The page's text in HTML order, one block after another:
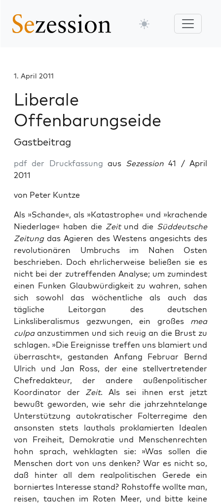
1. April 2011
Liberale
Offenbarungseide
Gastbeitrag
pdf der Druckfassung aus Sezession41 / April
2011
von Peter Kuntze
Als »Schande«, als »Katastrophe« und »krachende
Niederlage« haben die Zeit und die Süddeutsche
Zeitungdas Agieren des Westens angesichts des
revolutionären Umbruchs im Nahen Osten
beschrieben. Doch ehrlicherweise beließen sie es
nicht bei der zutreffenden Analyse; um zumindest
einen Funken Glaubwürdigkeit zu wahren, sahen
sich sowohl das wöchentliche als auch das
tägliche Leitorgan des deutschen
Linksliberalismus gezwungen, ein großes mea
culpa anzustimmen und sich reuig an die Brust zu
schlagen. »Die Ereignisse treffen uns blamiert und
überrascht«, gestanden Anfang Februar Bernd
Ulrich und Jan Ross, der eine stellvertretender
Chefredakteur, der andere außenpolitischer
Koordinator der Zeit. Als sei ihnen erst jetzt
bewußt geworden, wie sehr die jahrzehntelange
Unterstützung autokratischer Folterregime den
ansonsten stets lauthals proklamierten Idealen
von Freiheit, Demokratie und Menschenrechten
hohn sprach, wehklagten sie: »Was sollen die
Menschen dort von uns denken? War es nicht so,
daß hinter all dem realpolitischen Gerede ein
borniertes Interesse stand? Rohstoffe wollte man,
reisen, tauchen im Roten Meer, und bitte keine